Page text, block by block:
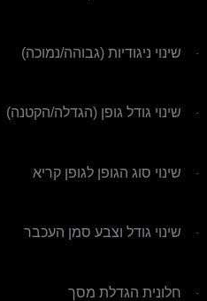
· שינוי ניגודיות (גבוהה/נמוכה)
· שינוי גודל גופן (הגדלה/הקטנה)
· שינוי סוג הגופן לגופן קריא
· שינוי גודל וצבע סמן העכבר
· חלונית הגדלת מסך